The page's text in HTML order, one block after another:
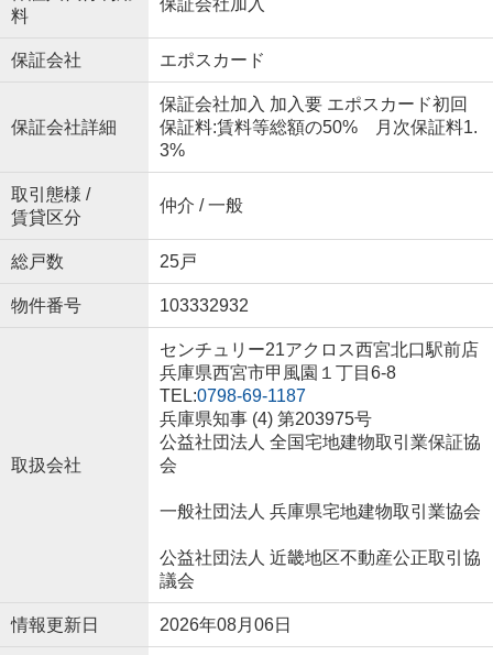
料
保証会社 エポスカード
保証会社詳細
保証会社加入 加入要 エポスカード初回
保証料:賃料等総額の50% 月次保証料1.
3%
取引態様 /
賃貸区分
仲介 / 一般
総戸数 25戸
物件番号 103332932
取扱会社
センチュリー21アクロス西宮北口駅前店
兵庫県西宮市甲風園１丁目6-8
TEL:0798-69-1187
兵庫県知事 (4) 第203975号
公益社団法人 全国宅地建物取引業保証協
会
一般社団法人 兵庫県宅地建物取引業協会
公益社団法人 近畿地区不動産公正取引協
議会
情報更新日 2026年08月06日